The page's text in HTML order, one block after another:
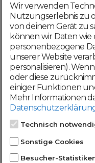
Mit deiner
dass du die
Werde
Wir verwenden
Nutzungserlebnis zu
von deinem Gerät zu
können wir Daten wie
personenbezogene
unserer Website
personalisieren).
oder diese
einiger Funktionen
Mehr Informationen
Technisch
Sonstige Cookies
Besucher-